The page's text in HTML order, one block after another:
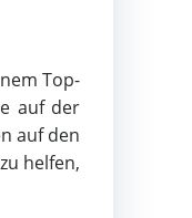
Top-
auf der
auf den
helfen,